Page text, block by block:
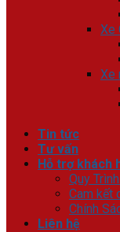
Xe
Xe
Tin tức
Tư vấn
Hỗ trợ khách
Quy
Cam kết
Chính
Liên hệ